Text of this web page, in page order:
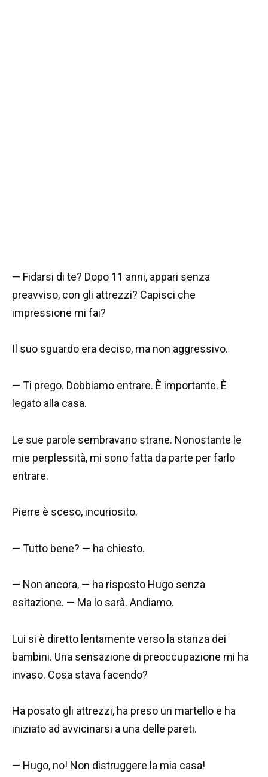
— Fidarsi di te? Dopo 11 anni, appari senza
preavviso, con gli attrezzi? Capisci che
impressione mi fai?
Il suo sguardo era deciso, ma non aggressivo.
— Ti prego. Dobbiamo entrare. È importante. È
legato alla casa.
Le sue parole sembravano strane. Nonostante le
mie perplessità, mi sono fatta da parte per farlo
entrare.
Pierre è sceso, incuriosito.
— Tutto bene? — ha chiesto.
— Non ancora, — ha risposto Hugo senza
esitazione. — Ma lo sarà. Andiamo.
Lui si è diretto lentamente verso la stanza dei
bambini. Una sensazione di preoccupazione mi ha
invaso. Cosa stava facendo?
Ha posato gli attrezzi, ha preso un martello e ha
iniziato ad avvicinarsi a una delle pareti.
— Hugo, no! Non distruggere la mia casa!